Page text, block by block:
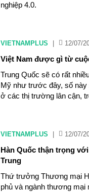
nghiệp 4.0.
VIETNAMPLUS 12/07/
Việt Nam được gì từ
Trung Quốc sẽ có rất
Mỹ như trước đây, số này
ở các thị trường lân cận,
VIETNAMPLUS 12/07/
Hàn Quốc thận trọng
Trung
Thứ trưởng Thương mại
phủ và ngành thương mại